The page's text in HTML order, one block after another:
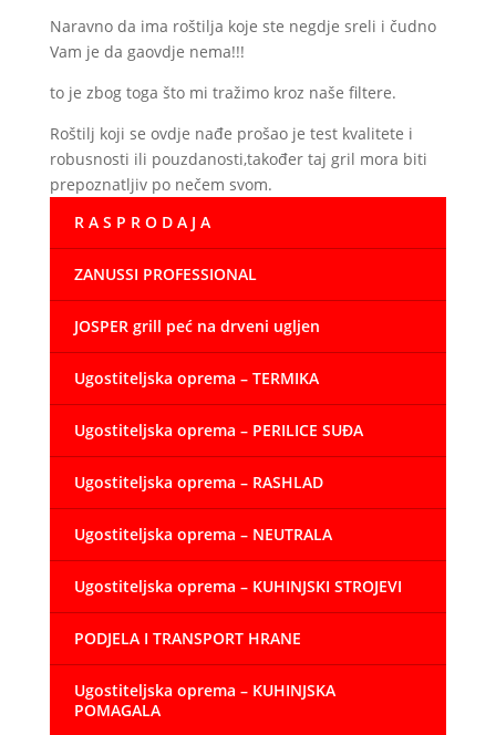
Naravno da ima roštilja koje ste negdje sreli i čudno
Vam je da gaovdje nema!!!
to je zbog toga što mi tražimo kroz naše filtere.
Roštilj koji se ovdje nađe prošao je test kvalitete i
robusnosti ili pouzdanosti,također taj gril mora biti
prepoznatljiv po nečem svom.
R A S P R O D A J A
ZANUSSI PROFESSIONAL
JOSPER grill peć na drveni ugljen
Ugostiteljska oprema – TERMIKA
Ugostiteljska oprema – PERILICE SUĐA
Ugostiteljska oprema – RASHLAD
Ugostiteljska oprema – NEUTRALA
Ugostiteljska oprema – KUHINJSKI STROJEVI
PODJELA I TRANSPORT HRANE
Ugostiteljska oprema – KUHINJSKA
POMAGALA